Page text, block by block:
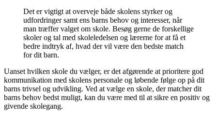
Det er vigtigt at overveje både skolens styrker og
udfordringer samt ens barns behov og interesser, når
man træffer valget om skole. Besøg gerne de forskellige
skoler og tal med skoleledelsen og lærerne for at få et
bedre indtryk af, hvad der vil være den bedste match
for dit barn.
Uanset hvilken skole du vælger, er det afgørende at prioritere god
kommunikation med skolens personale og løbende følge op på dit
barns trivsel og udvikling. Ved at vælge en skole, der matcher dit
barns behov bedst muligt, kan du være med til at sikre en positiv og
givende skolegang.